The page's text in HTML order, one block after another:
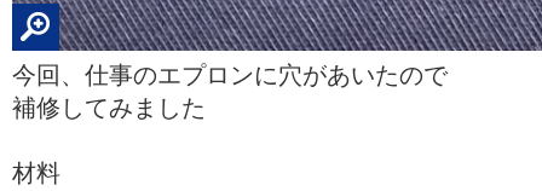
今回、仕事のエプロンに穴があいたので
補修してみました
材料